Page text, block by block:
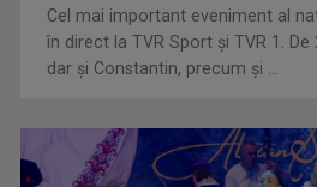
Cel mai important eveniment al
în direct la TVR Sport şi TVR 1. De
dar şi Constantin, precum şi ...